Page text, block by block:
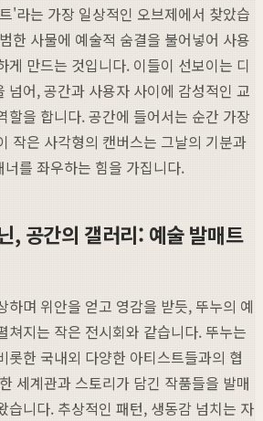
'라는 가장 일상적인 오브제에서 찾았습
한 사물에 예술적 숨결을 불어넣어 사용
게 만드는 것입니다. 이들이 선보이는 디
넘어, 공간과 사용자 사이에 감성적인 교
할을 합니다. 공간에 들어서는 순간 가장
작은 사각형의 캔버스는 그날의 기분과
를 좌우하는 힘을 가집니다.
, 공간의 갤러리: 예술 발매트
하며 위안을 얻고 영감을 받듯, 뚜누의 예
쳐지는 작은 전시회와 같습니다. 뚜누는
롯한 국내외 다양한 아티스트들과의 협
세계관과 스토리가 담긴 작품들을 발매
습니다. 추상적인 패턴, 생동감 넘치는 자